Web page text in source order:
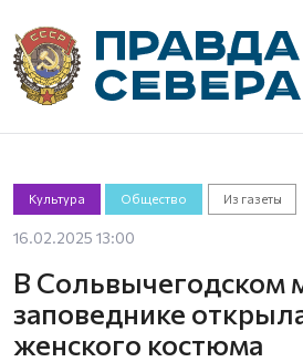
Культура Общество Из газеты
16.02.2025 13:00
В Сольвычегодском
заповеднике
женского костюма